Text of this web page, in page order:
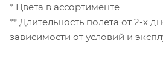
* Цвета в ассортименте
** Длительность полёта от 2-х
зависимости от условий и